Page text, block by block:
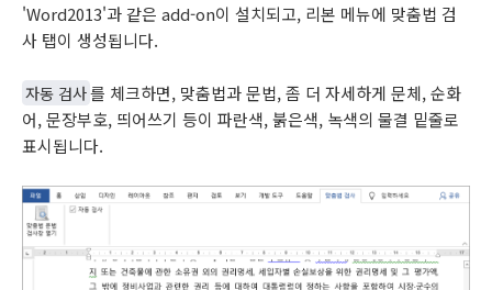
'Word2013'과 같은 add-on이 설치되고, 리본 메뉴에 맞춤법 검
사 탭이 생성됩니다.
자동 검사를 체크하면, 맞춤법과 문법, 좀 더 자세하게 문체, 순화
어, 문장부호, 띄어쓰기 등이 파란색, 붉은색, 녹색의 물결 밑줄로
표시됩니다.